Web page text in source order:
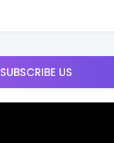
SUBSCRIBE US